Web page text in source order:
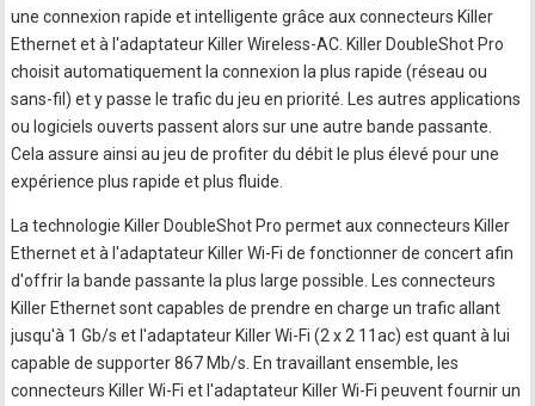
une connexion rapide et intelligente grâce aux connecteurs Killer
Ethernet et à l'adaptateur Killer Wireless-AC. Killer DoubleShot Pro
choisit automatiquement la connexion la plus rapide (réseau ou
sans-fil) et y passe le trafic du jeu en priorité. Les autres applications
ou logiciels ouverts passent alors sur une autre bande passante.
Cela assure ainsi au jeu de profiter du débit le plus élevé pour une
expérience plus rapide et plus fluide.
La technologie Killer DoubleShot Pro permet aux connecteurs Killer
Ethernet et à l'adaptateur Killer Wi-Fi de fonctionner de concert afin
d'offrir la bande passante la plus large possible. Les connecteurs
Killer Ethernet sont capables de prendre en charge un trafic allant
jusqu'à 1 Gb/s et l'adaptateur Killer Wi-Fi (2 x 2 11ac) est quant à lui
capable de supporter 867 Mb/s. En travaillant ensemble, les
connecteurs Killer Wi-Fi et l'adaptateur Killer Wi-Fi peuvent fournir un